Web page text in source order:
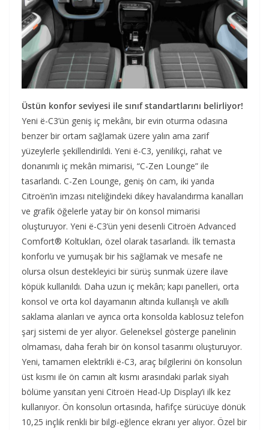
Üstün konfor seviyesi ile sınıf standartlarını belirliyor!
Yeni ë-C3’ün geniş iç mekânı, bir evin oturma odasına
benzer bir ortam sağlamak üzere yalın ama zarif
yüzeylerle şekillendirildi. Yeni ë-C3, yenilikçi, rahat ve
donanımlı iç mekân mimarisi, “C-Zen Lounge” ile
tasarlandı. C-Zen Lounge, geniş ön cam, iki yanda
Citroën’in imzası niteliğindeki dikey havalandırma kanalları
ve grafik öğelerle yatay bir ön konsol mimarisi
oluşturuyor. Yeni ë-C3’ün yeni desenli Citroën Advanced
Comfort® Koltukları, özel olarak tasarlandı. İlk temasta
konforlu ve yumuşak bir his sağlamak ve mesafe ne
olursa olsun destekleyici bir sürüş sunmak üzere ilave
köpük kullanıldı. Daha uzun iç mekân; kapı panelleri, orta
konsol ve orta kol dayamanın altında kullanışlı ve akıllı
saklama alanları ve ayrıca orta konsolda kablosuz telefon
şarj sistemi de yer alıyor. Geleneksel gösterge panelinin
olmaması, daha ferah bir ön konsol tasarımı oluşturuyor.
Yeni, tamamen elektrikli ë-C3, araç bilgilerini ön konsolun
üst kısmı ile ön camın alt kısmı arasındaki parlak siyah
bölüme yansıtan yeni Citroën Head-Up Display’i ilk kez
kullanıyor. Ön konsolun ortasında, hafifçe sürücüye dönük
10,25 inçlik renkli bir bilgi-eğlence ekranı yer alıyor. Özel bir